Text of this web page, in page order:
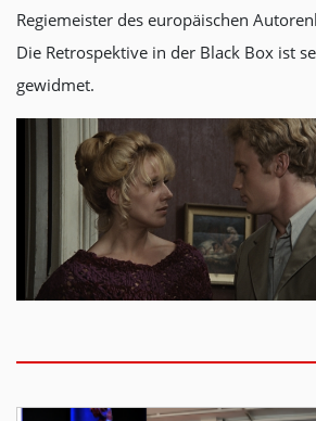
Regiemeister des europäischen
Die Retrospektive in der Black Box ist
gewidmet.